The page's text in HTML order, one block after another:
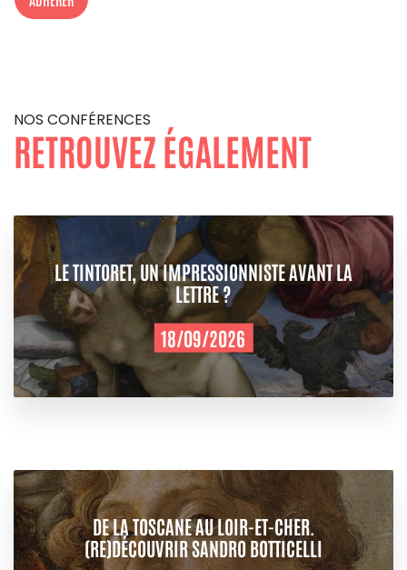
NOS CONFÉRENCES
RETROUVEZ ÉGALEMENT
LE TINTORET, UN IMPRESSIONNISTE AVANT LA
LETTRE ?
18/09/2026
DE LA TOSCANE AU LOIR-ET-CHER.
(RE)DÉCOUVRIR SANDRO BOTTICELLI